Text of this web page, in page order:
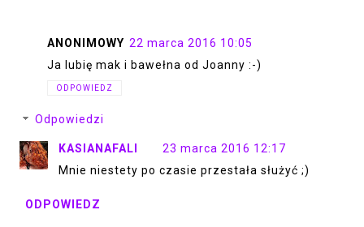
ANONIMOWY 22 marca 2016 10:05
Ja lubię mak i bawełna od Joanny :-)
ODPOWIEDZ
Odpowiedzi
KASIANAFALI
23 marca 2016 12:17
Mnie niestety po czasie przestała służyć ;)
ODPOWIEDZ